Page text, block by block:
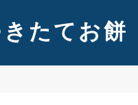
たてお餅